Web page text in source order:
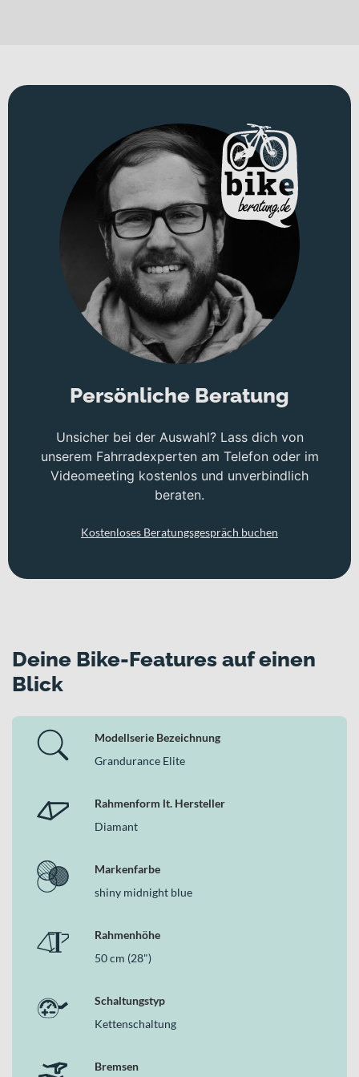
Persönliche Beratung
Unsicher bei der Auswahl? Lass dich von
unserem Fahrradexperten am Telefon oder im
Videomeeting kostenlos und unverbindlich
beraten.
Kostenloses Beratungsgespräch buchen
Deine Bike-Features auf einen
Blick
Modellserie Bezeichnung
Grandurance Elite
Rahmenform lt. Hersteller
Diamant
Markenfarbe
shiny midnight blue
Rahmenhöhe
50 cm (28")
Schaltungstyp
Kettenschaltung
Bremsen